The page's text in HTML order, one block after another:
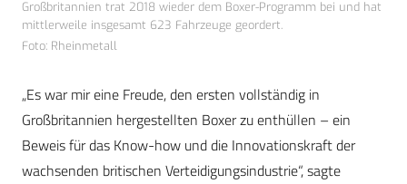
Großbritannien trat 2018 wieder dem Boxer-Programm bei und hat
mittlerweile insgesamt 623 Fahrzeuge geordert.
Foto: Rheinmetall
„Es war mir eine Freude, den ersten vollständig in
Großbritannien hergestellten Boxer zu enthüllen – ein
Beweis für das Know-how und die Innovationskraft der
wachsenden britischen Verteidigungsindustrie“, sagte